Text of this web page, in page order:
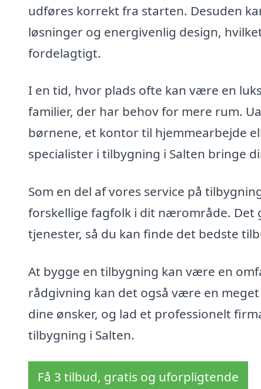
udføres korrekt fra starten. Desuden
løsninger og energivenlig design,
fordelagtigt.
I en tid, hvor plads ofte kan være en
familier, der har behov for mere rum.
børnene, et kontor til hjemmearbejde
specialister i tilbygning i Salten bringe
Som en del af vores service på
forskellige fagfolk i dit nærområde. Det
tjenester, så du kan finde det bedste
At bygge en tilbygning kan være en
rådgivning kan det også være en
dine ønsker, og lad et professionelt
tilbygning i Salten.
Få 3 tilbud, gratis og uforpligtende